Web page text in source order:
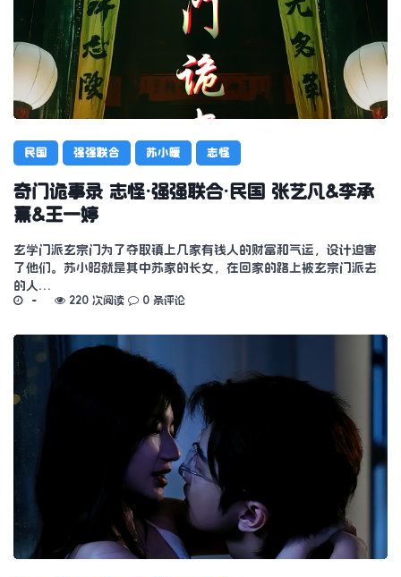
民国 强强联合 苏小暖 志怪
奇门诡事录 志怪·强强联合·民国 张艺凡&李承
熹&王一婷
玄学门派玄宗门为了夺取镇上几家有钱人的财富和气运，设计迫害
了他们。苏小昭就是其中苏家的长女，在回家的路上被玄宗门派去
的人…
220 次阅读 0 条评论